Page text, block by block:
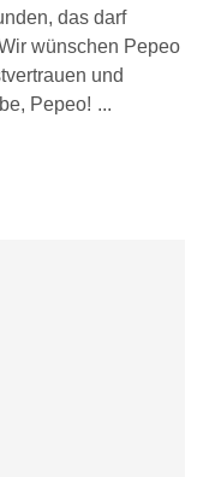
das darf
wünschen Pepeo
und
Pepeo!